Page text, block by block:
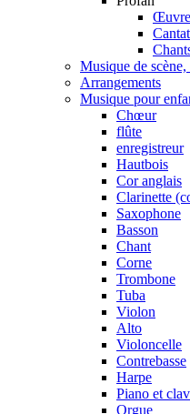
Musique de
Arrangements
Musique pour
Chœur
flûte
enregistreur
Hautbois
Cor anglais
Clarinette
Saxophone
Basson
Chant
Corne
Trombone
Tuba
Violon
Alto
Violoncelle
Contrebasse
Harpe
Piano et
Orgue